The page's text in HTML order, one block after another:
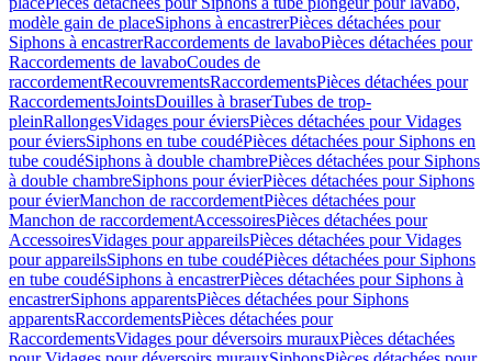
modèle gain de placeSiphons à encastrerPièces détachées pour
Siphons à encastrerRaccordements de lavaboPièces détachées pour
Raccordements de lavaboCoudes de
raccordementRecouvrementsRaccordementsPièces détachées pour
RaccordementsJointsDouilles à braserTubes de trop-
pleinRallongesVidages pour éviersPièces détachées pour Vidages
pour éviersSiphons en tube coudéPièces détachées pour Siphons en
tube coudéSiphons à double chambrePièces détachées pour Siphons
à double chambreSiphons pour évierPièces détachées pour Siphons
pour évierManchon de raccordementPièces détachées pour
Manchon de raccordementAccessoiresPièces détachées pour
AccessoiresVidages pour appareilsPièces détachées pour Vidages
pour appareilsSiphons en tube coudéPièces détachées pour Siphons
en tube coudéSiphons à encastrerPièces détachées pour Siphons à
encastrerSiphons apparentsPièces détachées pour Siphons
apparentsRaccordementsPièces détachées pour
RaccordementsVidages pour déversoirs murauxPièces détachées